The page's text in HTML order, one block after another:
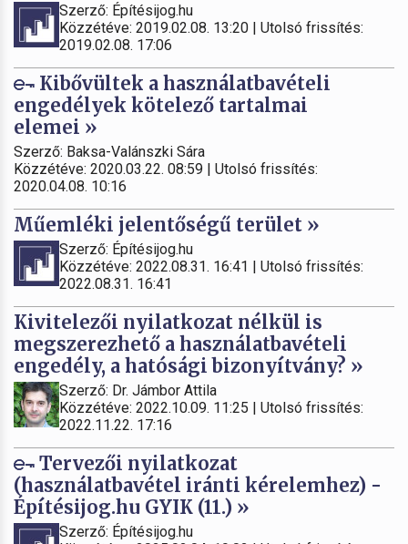
Szerző: Építésijog.hu
Közzétéve: 2019.02.08. 13:20 | Utolsó frissítés:
2019.02.08. 17:06
Kibővültek a használatbavételi
engedélyek kötelező tartalmai
elemei »
Szerző: Baksa-Valánszki Sára
Közzétéve: 2020.03.22. 08:59 | Utolsó frissítés:
2020.04.08. 10:16
Műemléki jelentőségű terület »
Szerző: Építésijog.hu
Közzétéve: 2022.08.31. 16:41 | Utolsó frissítés:
2022.08.31. 16:41
Kivitelezői nyilatkozat nélkül is
megszerezhető a használatbavételi
engedély, a hatósági bizonyítvány? »
Szerző: Dr. Jámbor Attila
Közzétéve: 2022.10.09. 11:25 | Utolsó frissítés:
2022.11.22. 17:16
Tervezői nyilatkozat
(használatbavétel iránti kérelemhez) -
Építésijog.hu GYIK (11.) »
Szerző: Építésijog.hu